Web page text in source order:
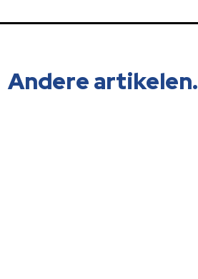
Andere artikelen.